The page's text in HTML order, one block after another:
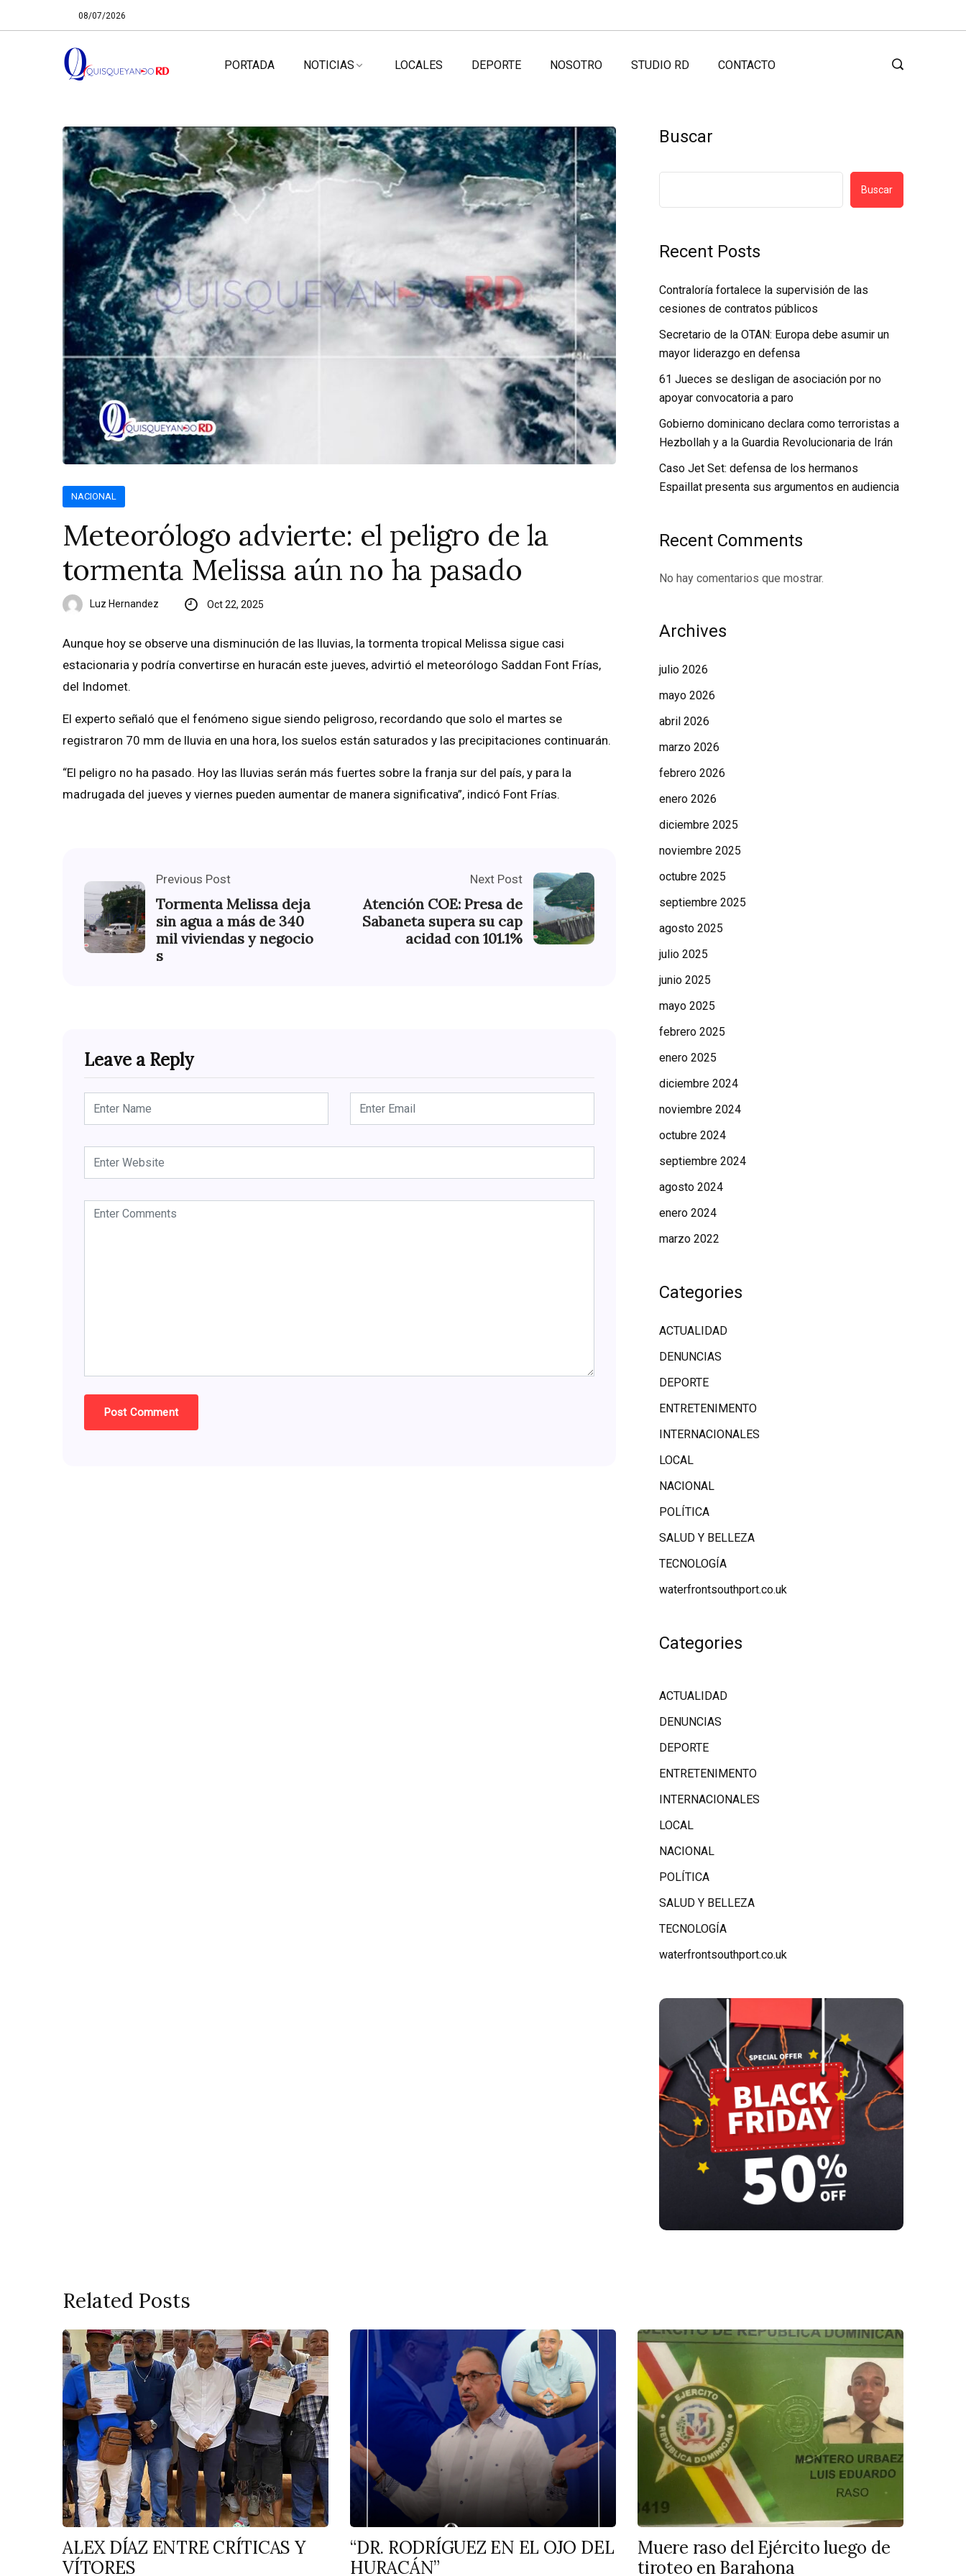
08/07/2026
PORTADA NOTICIAS LOCALES DEPORTE NOSOTRO STUDIO RD CONTACTO
NACIONAL
Meteorólogo advierte: el peligro de la
tormenta Melissa aún no ha pasado
Luz Hernandez Oct 22, 2025
Aunque hoy se observe una disminución de las lluvias, la tormenta tropical Melissa sigue casi
estacionaria y podría convertirse en huracán este jueves, advirtió el meteorólogo Saddan Font Frías,
del Indomet.
El experto señaló que el fenómeno sigue siendo peligroso, recordando que solo el martes se
registraron 70 mm de lluvia en una hora, los suelos están saturados y las precipitaciones continuarán.
“El peligro no ha pasado. Hoy las lluvias serán más fuertes sobre la franja sur del país, y para la
madrugada del jueves y viernes pueden aumentar de manera significativa”, indicó Font Frías.
Previous Post
Tormenta Melissa deja
sin agua a más de 340
mil viviendas y negocio
s
Next Post
Atención COE: Presa de
Sabaneta supera su cap
acidad con 101.1%
Leave a Reply
Buscar
Buscar
Recent Posts
Contraloría fortalece la supervisión de las
cesiones de contratos públicos
Secretario de la OTAN: Europa debe asumir un
mayor liderazgo en defensa
61 Jueces se desligan de asociación por no
apoyar convocatoria a paro
Gobierno dominicano declara como terroristas a
Hezbollah y a la Guardia Revolucionaria de Irán
Caso Jet Set: defensa de los hermanos
Espaillat presenta sus argumentos en audiencia
Recent Comments
No hay comentarios que mostrar.
Archives
julio 2026
mayo 2026
abril 2026
marzo 2026
febrero 2026
enero 2026
diciembre 2025
noviembre 2025
octubre 2025
septiembre 2025
agosto 2025
julio 2025
junio 2025
mayo 2025
febrero 2025
enero 2025
diciembre 2024
noviembre 2024
octubre 2024
septiembre 2024
agosto 2024
enero 2024
marzo 2022
Categories
ACTUALIDAD
DENUNCIAS
DEPORTE
ENTRETENIMENTO
INTERNACIONALES
LOCAL
NACIONAL
POLÍTICA
SALUD Y BELLEZA
TECNOLOGÍA
waterfrontsouthport.co.uk
Categories
ACTUALIDAD
DENUNCIAS
DEPORTE
ENTRETENIMENTO
INTERNACIONALES
LOCAL
NACIONAL
POLÍTICA
SALUD Y BELLEZA
TECNOLOGÍA
waterfrontsouthport.co.uk
Related Posts
ALEX DÍAZ ENTRE CRÍTICAS Y
VÍTORES
“DR. RODRÍGUEZ EN EL OJO DEL
HURACÁN”
Muere raso del Ejército luego de
tiroteo en Barahona